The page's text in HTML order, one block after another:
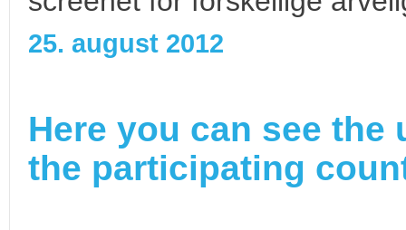
25. august 2012
Here you can see
the participating